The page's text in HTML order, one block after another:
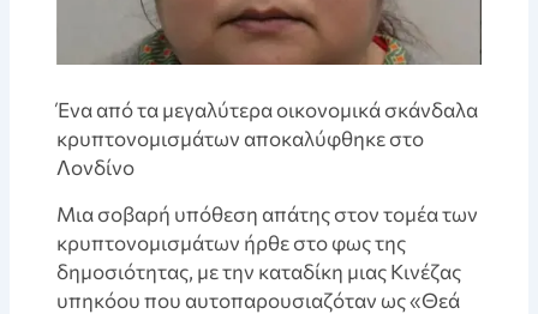
Ένα από τα μεγαλύτερα οικονομικά σκάνδαλα
κρυπτονομισμάτων αποκαλύφθηκε στο
Λονδίνο
Μια σοβαρή υπόθεση απάτης στον τομέα των
κρυπτονομισμάτων ήρθε στο φως της
δημοσιότητας, με την καταδίκη μιας Κινέζας
υπηκόου που αυτοπαρουσιαζόταν ως «Θεά